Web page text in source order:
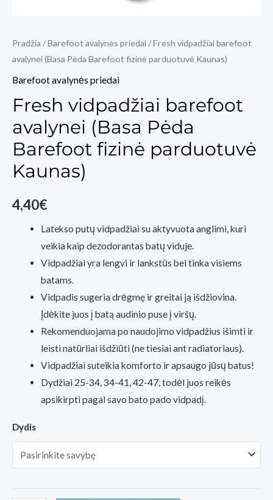
Pradžia /Barefoot avalynės priedai/ Fresh vidpadžiai barefoot
avalynei (Basa Pėda Barefoot fizinė parduotuvė Kaunas)
Barefoot avalynės priedai
Fresh vidpadžiai barefoot
avalynei (Basa Pėda
Barefoot fizinė parduotuvė
Kaunas)
4,40€
Latekso putų vidpadžiai su aktyvuota anglimi, kuri
veikia kaip dezodorantas batų viduje.
Vidpadžiai yra lengvi ir lankstūs bei tinka visiems
batams.
Vidpadis sugeria drėgmę ir greitai ją išdžiovina.
Įdėkite juos į batą audinio puse į viršų.
Rekomenduojama po naudojimo vidpadžius išimti ir
leisti natūrliai išdžiūti (ne tiesiai ant radiatoriaus).
Vidpadžiai suteikia komforto ir apsaugo jūsų batus!
Dydžiai 25-34, 34-41, 42-47, todėl juos reikės
apsikirpti pagal savo bato pado vidpadį.
Dydis